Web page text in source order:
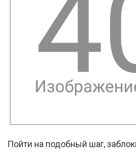
Пойти на подобный шаг,